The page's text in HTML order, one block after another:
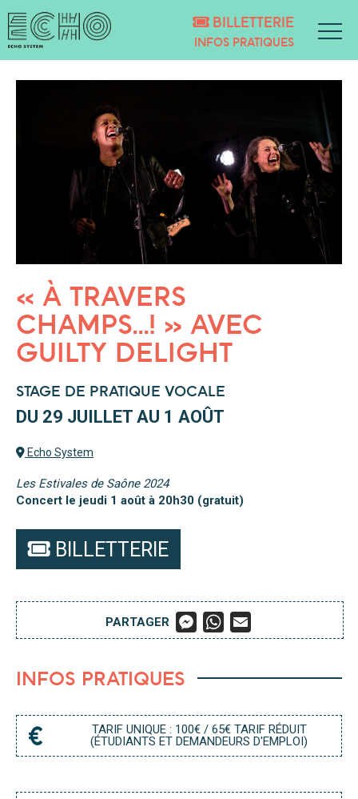
BILLETTERIE
INFOS PRATIQUES
« À TRAVERS
CHAMPS…! » AVEC
GUILTY DELIGHT
STAGE DE PRATIQUE VOCALE
DU 29 JUILLET AU 1 AOÛT
Echo System
Les Estivales de Saône 2024
Concert le jeudi 1 août à 20h30 (gratuit)
BILLETTERIE
PARTAGER
M
E
S
N
R
W
H
A
A
A
INFOS PRATIQUES
TARIF UNIQUE : 100€ / 65€ TARIF RÉDUIT
(ÉTUDIANTS ET DEMANDEURS D'EMPLOI)